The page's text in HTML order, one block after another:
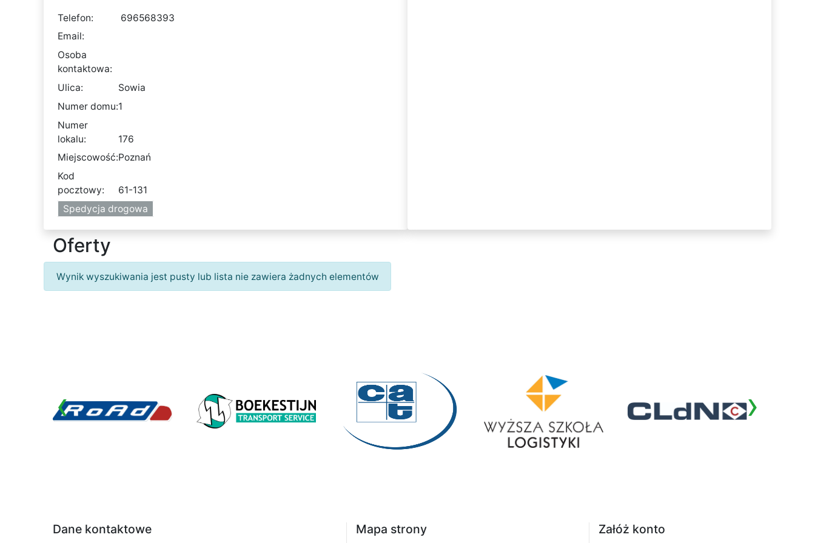
Telefon:
696568393
Email:
Osoba
kontaktowa:
Ulica:
Sowia
Numer domu:1
Numer
lokalu:
176
Miejscowość:Poznań
Kod
pocztowy:
61-131
Spedycja drogowa
Oferty
Wynik wyszukiwania jest pusty lub lista nie zawiera żadnych elementów
‹ ›
Dane kontaktowe Mapa strony Załóż konto